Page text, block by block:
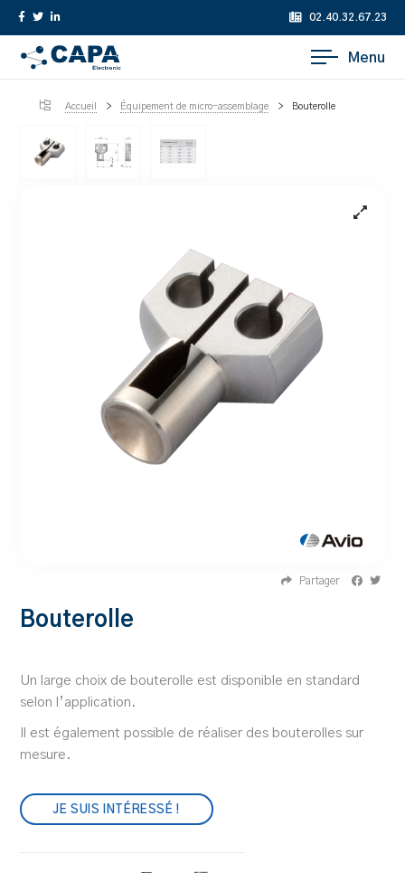
02.40.32.67.23
Menu
Accueil > Équipement de micro-assemblage > Bouterolle
Partager
Bouterolle
Un large choix de bouterolle est disponible en standard
selon l’application.
Il est également possible de réaliser des bouterolles sur
mesure.
JE SUIS INTÉRESSÉ !